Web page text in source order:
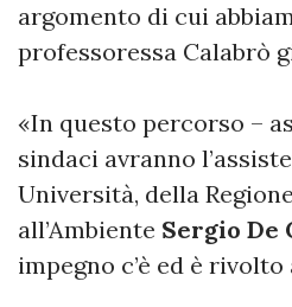
argomento di cui
professoressa Calabrò
«In questo percorso –
sindaci avranno
Università, della
all’Ambiente Sergio De
impegno c’è ed è rivolto